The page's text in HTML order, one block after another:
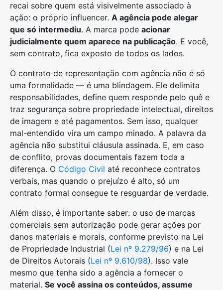
recai sobre quem está visivelmente associado à
ação: o próprio influencer. A agência pode alegar
que só intermediu. A marca pode acionar
judicialmente quem aparece na publicação. E você,
sem contrato, fica exposto de todos os lados.
O contrato de representação com agência não é só
uma formalidade — é uma blindagem. Ele delimita
responsabilidades, define quem responde pelo quê e
traz segurança sobre propriedade intelectual, direitos
de imagem e até pagamentos. Sem isso, qualquer
mal-entendido vira um campo minado. A palavra da
agência não substitui cláusula assinada. E, em caso
de conflito, provas documentais fazem toda a
diferença. O Código Civil até reconhece contratos
verbais, mas quando o prejuízo é alto, só um
contrato formal consegue te resguardar de verdade.
Além disso, é importante saber: o uso de marcas
comerciais sem autorização pode gerar ações por
danos materiais e morais, conforme previsto na Lei
de Propriedade Industrial (Lei nº 9.279/96) e na Lei
de Direitos Autorais (Lei nº 9.610/98). Isso vale
mesmo que tenha sido a agência a fornecer o
material. Se você assina os conteúdos, assume